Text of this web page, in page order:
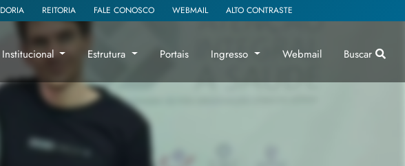
Institucional Estrutura Portais Ingresso Webmail Buscar
REITORIA FALE CONOSCO WEBMAIL ALTO CONTRASTE